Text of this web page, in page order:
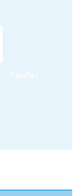
Pamflet